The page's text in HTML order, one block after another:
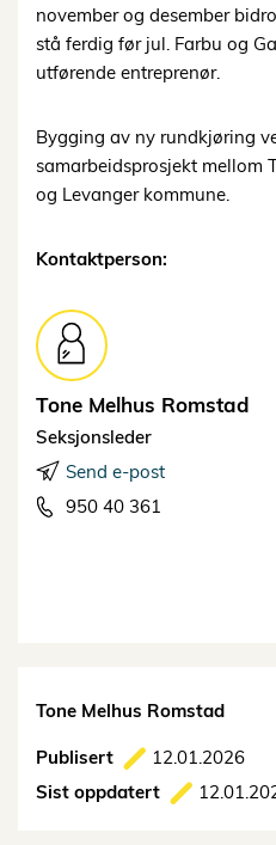
november og desember
stå ferdig før jul. Farbu og
utførende entreprenør.
Bygging av ny rundkjøring
samarbeidsprosjekt mellom
og Levanger kommune.
Kontaktperson:
Tone Melhus Romstad
Seksjonsleder
Send e-post
950 40 361
Tone Melhus Romstad
Publisert
12.01.2026
Sist oppdatert